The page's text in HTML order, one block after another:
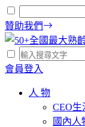
贊助我們
會員登入
人 物
CEO生
國內人